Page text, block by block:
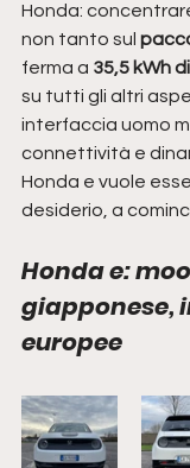
Honda:
non tanto sul
ferma a 35,5 kWh
su tutti gli altri
interfaccia uomo
connettività e
Honda e vuole
desiderio, a
Honda e:
giapponese,
europee